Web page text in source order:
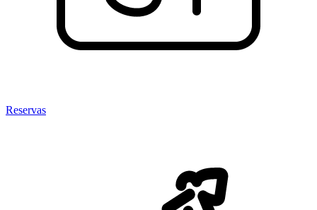
Reservas